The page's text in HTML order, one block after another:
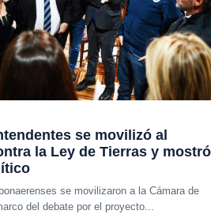
se movilizó al
la Ley de Tierras y mostró
se movilizaron a la Cámara de
del debate por el proyecto...